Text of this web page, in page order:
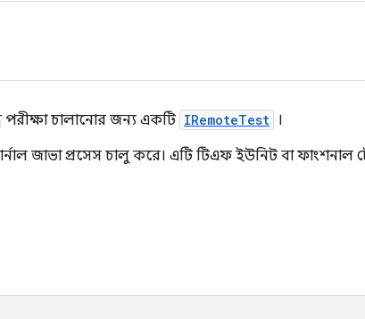
চালানোর জন্য একটি IRemoteTest ।
জাভা প্রসেস চালু করে। এটি টিএফ ইউনিট বা ফাংশনাল